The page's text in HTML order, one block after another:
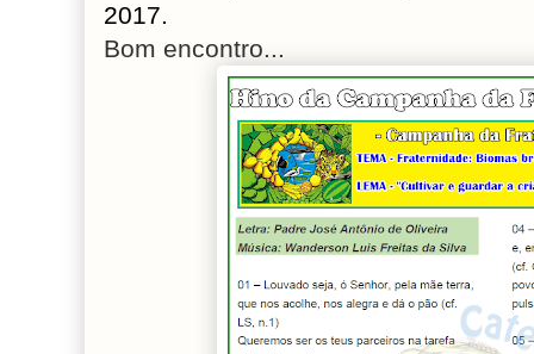
2017.
Bom encontro...